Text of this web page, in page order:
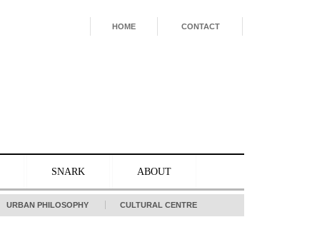
HOME CONTACT
SNARK ABOUT
URBAN PHILOSOPHY CULTURAL CENTRE